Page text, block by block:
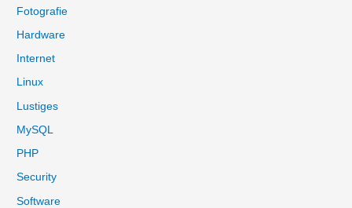
h
:
Fotografie
Hardware
Internet
Linux
Lustiges
MySQL
PHP
Security
Software